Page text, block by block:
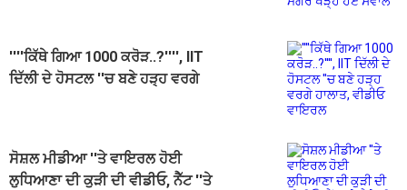
''''ਕਿੱਥੇ ਗਿਆ 1000 ਕਰੋੜ..?'''', IIT
ਦਿੱਲੀ ਦੇ ਹੋਸਟਲ ''ਚ ਬਣੇ ਹੜ੍ਹ ਵਰਗੇ
ਸੋਸ਼ਲ ਮੀਡੀਆ ''ਤੇ ਵਾਇਰਲ ਹੋਈ
ਲੁਧਿਆਣਾ ਦੀ ਕੁੜੀ ਦੀ ਵੀਡੀਓ, ਨੈੱਟ ''ਤੇ